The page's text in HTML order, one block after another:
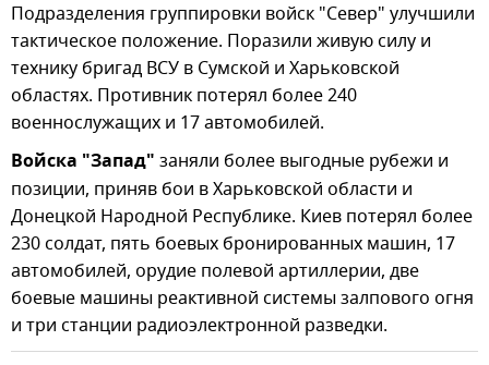
Подразделения группировки войск "Север" улучшили
тактическое положение. Поразили живую силу и
технику бригад ВСУ в Сумской и Харьковской
областях. Противник потерял более 240
военнослужащих и 17 автомобилей.
Войска "Запад" заняли более выгодные рубежи и
позиции, приняв бои в Харьковской области и
Донецкой Народной Республике. Киев потерял более
230 солдат, пять боевых бронированных машин, 17
автомобилей, орудие полевой артиллерии, две
боевые машины реактивной системы залпового огня
и три станции радиоэлектронной разведки.